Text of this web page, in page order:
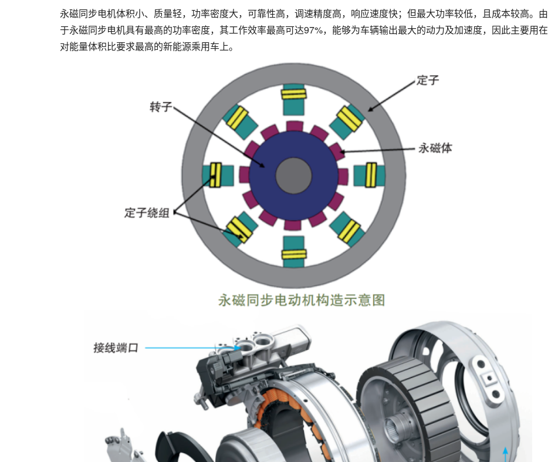
永磁同步电机体积小、质量轻，功率密度大，可靠性高，调速精度高，响应速度快；但最大功率较低，且成本较高。由
于永磁同步电机具有最高的功率密度，其工作效率最高可达97%，能够为车辆输出最大的动力及加速度，因此主要用在
对能量体积比要求最高的新能源乘用车上。